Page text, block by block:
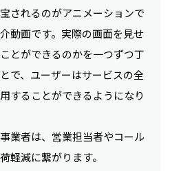
されるのがアニメーションで
動画です。実際の画面を見せ
とができるのかを一つずつ丁
で、ユーザーはサービスの全
することができるようになり
業者は、営業担当者やコール
軽減に繋がります。